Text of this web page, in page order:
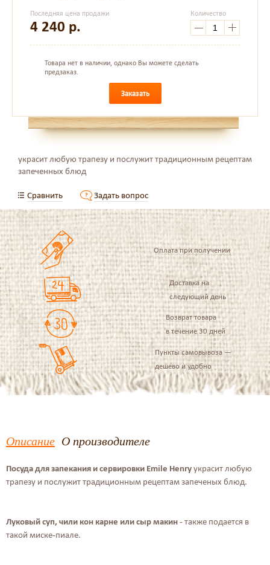
Последняя цена продажи
4 240 р.
Количество
Товара нет в наличии, однако Вы можете сделать
предзаказ.
Заказать
украсит любую трапезу и послужит традиционным рецептам
запеченных блюд
Сравнить Задать вопрос
Оплата при получении
Доставка на
следующий день
Возврат товара
в течение 30 дней
Пункты самовывоза —
дешево и удобно
Описание О производителе
Посуда для запекания и сервировки Emile Henryукрасит любую
трапезу и послужит традиционным рецептам запеченых блюд.
Луковый суп, чили кон карне или сыр макин- также подается в
такой миске-пиале.